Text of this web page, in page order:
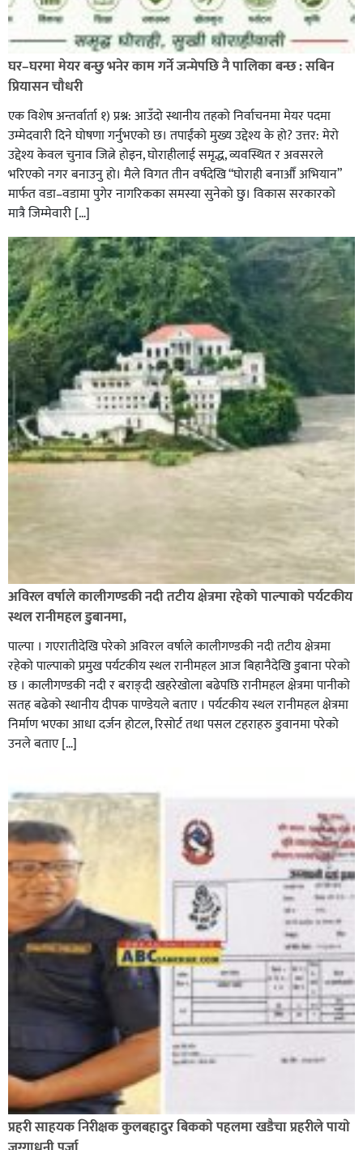
पत्रकारको प्रेसकार्ड बोकेर हिड्ने लागुऔषध कारोबारमा संलग्न
रहेको आरोपमा ३ जना पक्राउ,
भिक्षा मागेर कारमा घुम्ने बाबाहरूलाई दाङ प्रहरीले पक्राउ,भारत
फर्कने सर्तमा रिहा,
घर–घरमा मेयर बन्छु भनेर काम गर्ने जन्मेपछि नै पालिका बन्छ : सबिन
प्रियासन चौधरी
एक विशेष अन्तर्वार्ता १) प्रश्न: आउँदो स्थानीय तहको निर्वाचनमा मेयर पदमा
उम्मेदवारी दिने घोषणा गर्नुभएको छ। तपाईंको मुख्य उद्देश्य के हो? उत्तर: मेरो
उद्देश्य केवल चुनाव जित्ने होइन, घोराहीलाई समृद्ध, व्यवस्थित र अवसरले
भरिएको नगर बनाउनु हो। मैले विगत तीन वर्षदेखि “घोराही बनाऔँ अभियान”
मार्फत वडा–वडामा पुगेर नागरिकका समस्या सुनेको छु। विकास सरकारको
मात्रै जिम्मेवारी […]
अविरल वर्षाले कालीगण्डकी नदी तटीय क्षेत्रमा रहेको पाल्पाको पर्यटकीय
स्थल रानीमहल डुबानमा,
पाल्पा । गएरातीदेखि परेको अविरल वर्षाले कालीगण्डकी नदी तटीय क्षेत्रमा
रहेको पाल्पाको प्रमुख पर्यटकीय स्थल रानीमहल आज बिहानैदेखि डुबाना परेको
छ । कालीगण्डकी नदी र बराङ्दी खहरेखोला बढेपछि रानीमहल क्षेत्रमा पानीको
सतह बढेको स्थानीय दीपक पाण्डेयले बताए । पर्यटकीय स्थल रानीमहल क्षेत्रमा
निर्माण भएका आधा दर्जन होटल, रिसोर्ट तथा पसल टहराहरु डुवानमा परेको
उनले बताए […]
प्रहरी साहयक निरीक्षक कुलबहादुर बिककाे पहलमा खडैचा प्रहरीले पायाे